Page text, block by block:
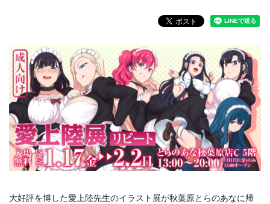
大好評を博した愛上陸先生のイラスト展が秋葉原とらのあなに帰